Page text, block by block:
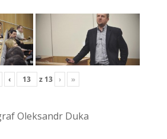
‹ z 13 › »
Oleksandr Duka